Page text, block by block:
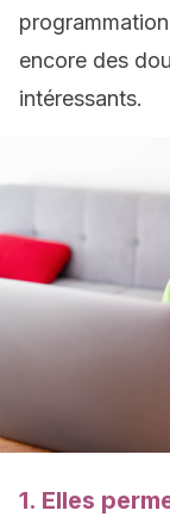
encore des
intéressants.
1. Elles